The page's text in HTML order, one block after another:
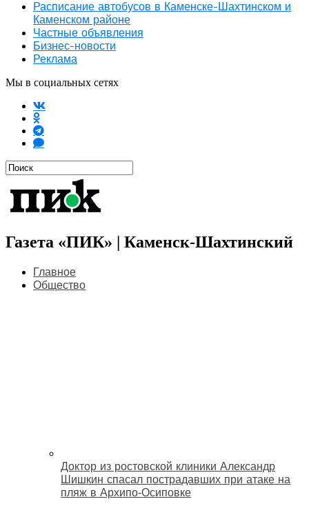
Расписание автобусов в Каменске-Шахтинском и
Каменском районе
Частные объявления
Бизнес-новости
Реклама
Мы в социальных сетях
Газета «ПИК» | Каменск-Шахтинский
Главное
Общество
Доктор из ростовской клиники Александр
Шишкин спасал пострадавших при атаке на
пляж в Архипо‑Осиповке